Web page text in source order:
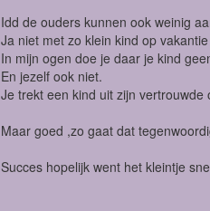
Idd de ouders kunnen ook weinig
Ja niet met zo klein kind op
In mijn ogen doe je daar je kind
En jezelf ook niet.
Je trekt een kind uit zijn vertrouwde
Maar goed ,zo gaat dat
Succes hopelijk went het kleintje